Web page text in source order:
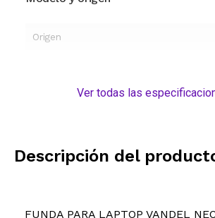
Origen
Ver todas las
Descripción del
FUNDA PARA LAPTOP VANDEL